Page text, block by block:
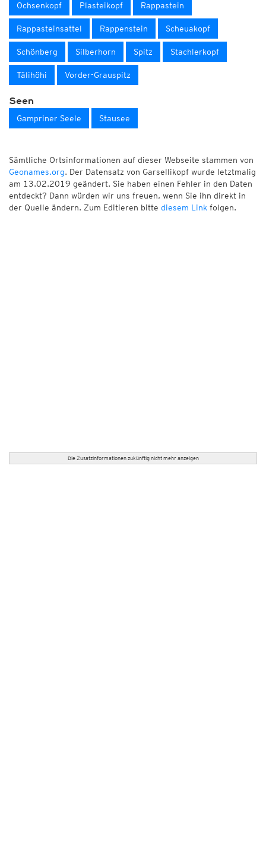
Ochsenkopf Plasteikopf Rappastein
Rappasteinsattel Rappenstein Scheuakopf
Schönberg Silberhorn Spitz Stachlerkopf
Tälihöhi Vorder-Grauspitz
Seen
Gampriner Seele Stausee
Sämtliche Ortsinformationen auf dieser Webseite stammen von
Geonames.org. Der Datensatz von Garsellikopf wurde letztmalig
am 13.02.2019 geändert. Sie haben einen Fehler in den Daten
entdeckt? Dann würden wir uns freuen, wenn Sie ihn direkt in
der Quelle ändern. Zum Editieren bitte diesem Link folgen.
Die Zusatzinformationen zukünftig nicht mehr anzeigen